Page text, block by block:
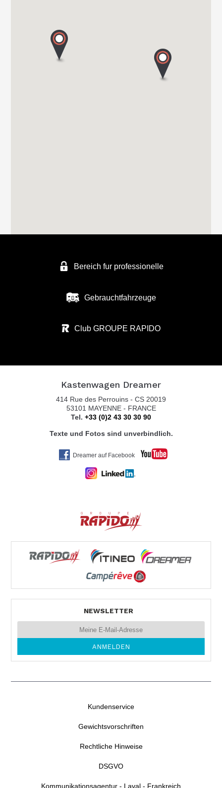
Bereich fur professionelle
Gebrauchtfahrzeuge
Club GROUPE RAPIDO
Kastenwagen Dreamer
414 Rue des Perrouins - CS 20019
53101 MAYENNE - FRANCE
Tel. +33 (0)2 43 30 30 90
Texte und Fotos sind unverbindlich.
Dreamer auf Facebook
NEWSLETTER
Kundenservice
Gewichtsvorschriften
Rechtliche Hinweise
DSGVO
Kommunikationsagentur - Laval - Frankreich